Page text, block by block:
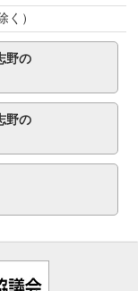
）
野の
野の